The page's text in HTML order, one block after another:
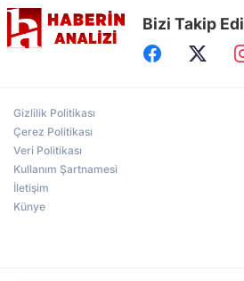
Alperen Ocakları
Bizi Takip
Gizlilik Politikası
Çerez Politikası
Veri Politikası
Kullanım Şartnamesi
İletişim
Künye